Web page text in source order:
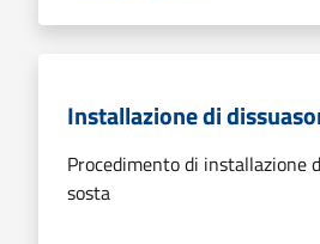
Installazione di
Procedimento di installazione
sosta